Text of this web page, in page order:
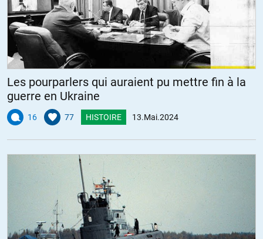
Les pourparlers qui auraient pu mettre fin à la
guerre en Ukraine
16 77 HISTOIRE 13.Mai.2024